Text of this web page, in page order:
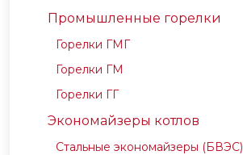
Промышленные горелки
Горелки ГМГ
Горелки ГМ
Горелки ГГ
Экономайзеры котлов
Стальные экономайзеры (БВЭС)